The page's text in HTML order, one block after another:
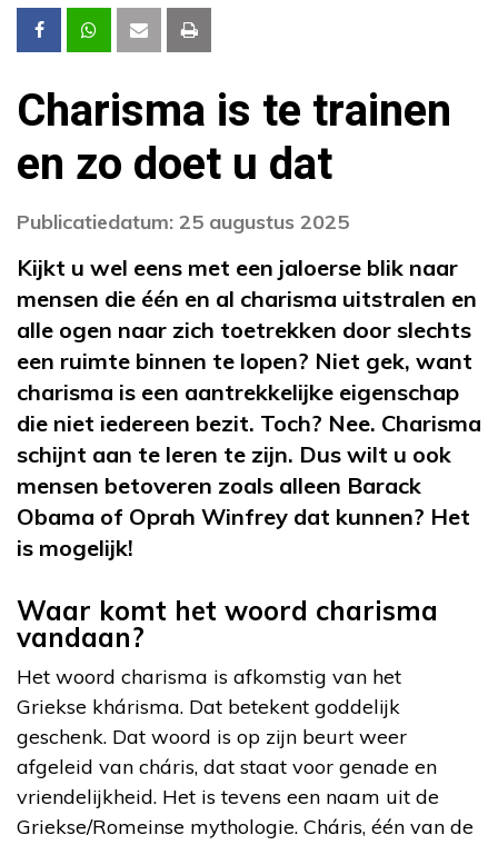
Charisma is te trainen
en zo doet u dat
Publicatiedatum: 25 augustus 2025
Kijkt u wel eens met een jaloerse blik naar
mensen die één en al charisma uitstralen en
alle ogen naar zich toetrekken door slechts
een ruimte binnen te lopen? Niet gek, want
charisma is een aantrekkelijke eigenschap
die niet iedereen bezit. Toch? Nee. Charisma
schijnt aan te leren te zijn. Dus wilt u ook
mensen betoveren zoals alleen Barack
Obama of Oprah Winfrey dat kunnen? Het
is mogelijk!
Waar komt het woord charisma
vandaan?
Het woord charisma is afkomstig van het
Griekse khárisma. Dat betekent goddelijk
geschenk. Dat woord is op zijn beurt weer
afgeleid van cháris, dat staat voor genade en
vriendelijkheid. Het is tevens een naam uit de
Griekse/Romeinse mythologie. Cháris, één van de